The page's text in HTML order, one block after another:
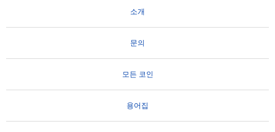
소개
문의
모든 코인
용어집